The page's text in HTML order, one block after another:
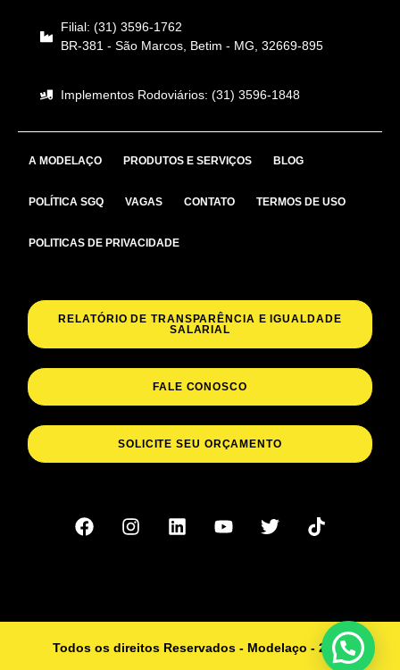
Filial: (31) 3596-1762
BR-381 - São Marcos, Betim - MG, 32669-895
Implementos Rodoviários: (31) 3596-1848
A MODELAÇO PRODUTOS E SERVIÇOS BLOG
POLÍTICA SGQ VAGAS CONTATO TERMOS DE USO
POLITICAS DE PRIVACIDADE
RELATÓRIO DE TRANSPARÊNCIA E IGUALDADE
SALARIAL
FALE CONOSCO
SOLICITE SEU ORÇAMENTO
Todos os direitos Reservados - Modelaço - 2023